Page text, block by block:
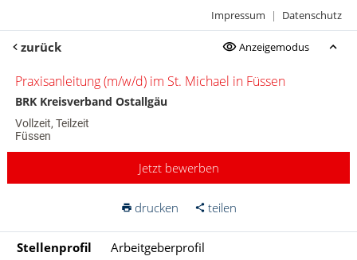
Impressum | Datenschutz
zurück Anzeigemodus
Praxisanleitung (m/w/d) im St. Michael in Füssen
BRK Kreisverband Ostallgäu
Vollzeit, Teilzeit
Füssen
Jetzt bewerben
drucken teilen
Stellenprofil Arbeitgeberprofil